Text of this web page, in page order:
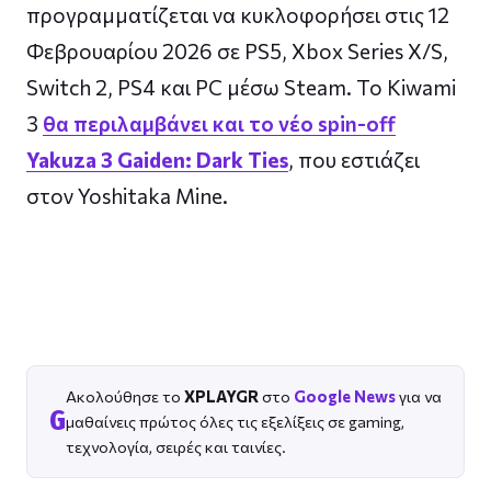
προγραμματίζεται να κυκλοφορήσει στις 12
Φεβρουαρίου 2026 σε PS5, Xbox Series X/S,
Switch 2, PS4 και PC μέσω Steam. Το Kiwami
3 θα περιλαμβάνει και το νέο spin-off
Yakuza 3 Gaiden: Dark Ties, που εστιάζει
στον Yoshitaka Mine.
G
Ακολούθησε το XPLAYGR στο Google Newsγια να
μαθαίνεις πρώτος όλες τις εξελίξεις σε gaming,
τεχνολογία, σειρές και ταινίες.